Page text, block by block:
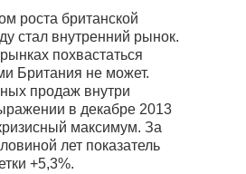
роста британской
стал внутренний рынок.
похвастаться
Британия не может.
продаж внутри
в декабре 2013
максимум. За
лет показатель
+5,3%.